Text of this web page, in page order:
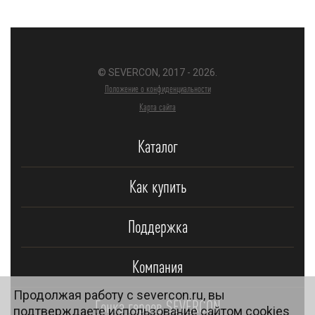
© SEVERCON, 2017 - 2026.
Положение о конфиденциальности
Карта сайта
Каталог
Как купить
Поддержка
Компания
Гонка героев SEVERCON
Продолжая работу с severcon.ru, вы
подтверждаете использование сайтом cookies